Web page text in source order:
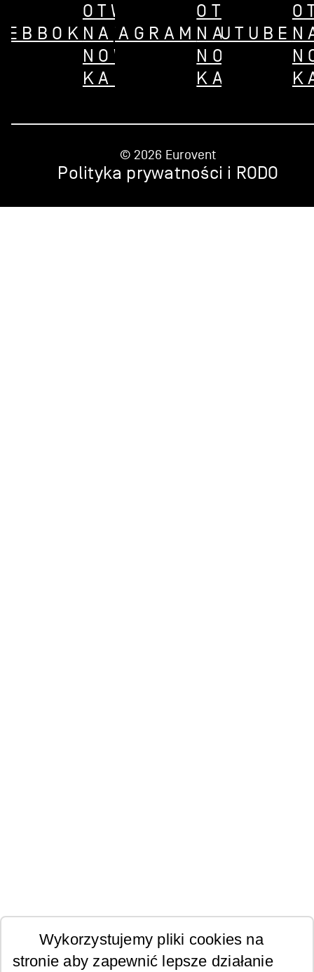
OTWÓRZ
NA
NOWEJ
KARCIE
INSTAGRAM
OTWÓRZ
NA
NOWEJ
KARCIE
YOUTUBE
Wykorzystujemy pliki cookies na
stronie aby zapewnić lepsze działanie
© 2026 Eurovent
Polityka prywatności i RODO